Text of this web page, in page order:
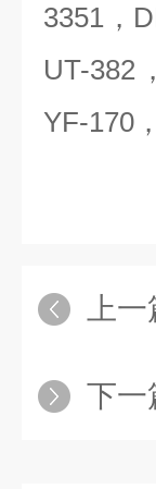
3351，
UT-382
YF-170
上一
下一